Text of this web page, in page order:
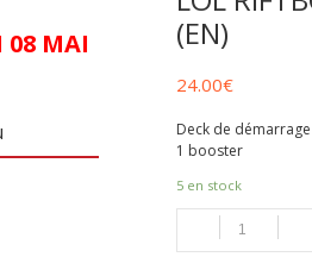
(EN)
24.00€
Deck de
1 booster
5 en stock
08 MAI